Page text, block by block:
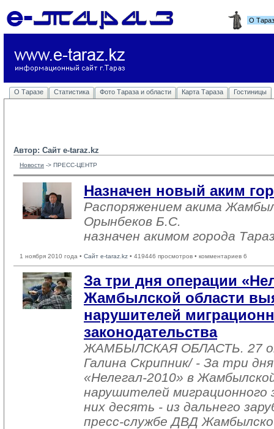
О
О Таразе Статистика Фото Тараза и области Карта Тараза Гостиницы
Автор: Сайт e-taraz.kz
Новости -> ПРЕСС-ЦЕНТР
Назначен новый аким
Распоряжением акима
Орынбеков Б.С.
назначен акимом города
1 ноября 2010 года • Сайт e-taraz.kz • 419446 просмотров • комментариев 6
За три дня операции
Жамбылской области
нарушителей
законодательства
ЖАМБЫЛСКАЯ ОБЛАСТЬ. 27
Галина Скрипник/ - За три
«Нелегал-2010» в
нарушителей миграционного
них десять - из дальнего
пресс-службе ДВД